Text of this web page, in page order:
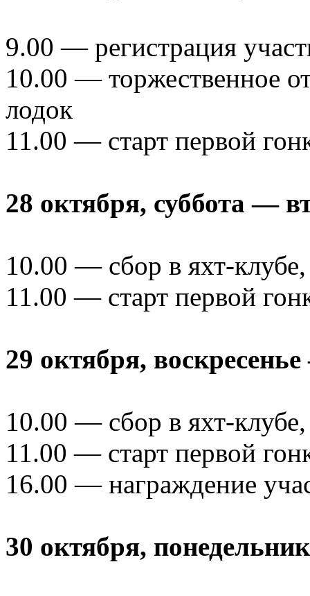
9.00 — регистрация
10.00 — торжественное
лодок
11.00 — старт первой
28 октября, суббота —
10.00 — сбор в яхт-
11.00 — старт первой
29 октября,
10.00 — сбор в яхт-
11.00 — старт первой
16.00 — награждение
30 октября,